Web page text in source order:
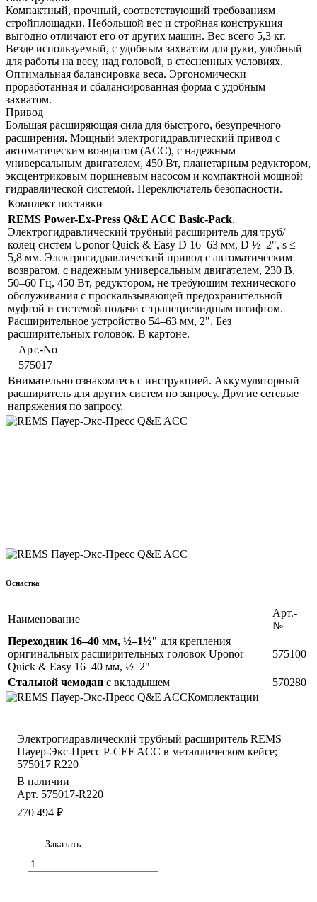
Компактный, прочный, соответствующий требованиям
стройплощадки. Небольшой вес и стройная конструкция
выгодно отличают его от других машин. Вес всего 5,3 кг.
Везде используемый, с удобным захватом для руки, удобный
для работы на весу, над головой, в стесненных условиях.
Оптимальная балансировка веса. Эргономически
проработанная и сбалансированная форма с удобным
захватом.
Привод
Большая расширяющая сила для быстрого, безупречного
расширения. Мощный электрогидравлический привод с
автоматическим возвратом (ACC), с надежным
универсальным двигателем, 450 Вт, планетарным редуктором,
эксцентриковым поршневым насосом и компактной мощной
гидравлической системой. Переключатель безопасности.
Комплект поставки
REMS Power-Ex-Press Q&E ACC Basic-Pack.
Электрогидравлический трубный расширитель для труб/
колец систем Uponor Quick & Easy D 16–63 мм, D ½–2", s ≤
5,8 мм. Электрогидравлический привод с автоматическим
возвратом, с надежным универсальным двигателем, 230 В,
50–60 Гц, 450 Вт, редуктором, не требующим технического
обслуживания с проскальзывающей предохранительной
муфтой и системой подачи с трапециевидным штифтом.
Расширительное устройство 54–63 мм, 2". Без
расширительных головок. В картоне.
Aрт.-No
575017
Внимательно ознакомтесь с инструкцией. Аккумуляторный
расширитель для других систем по запросу. Другие сетевые
напряжения по запросу.
Оснастка
Наименование
Aрт.-
№
Переходник 16–40 мм, ½–1½" для крепления
оригинальных расширительных головок Uponor
Quick & Easy 16–40 мм, ½–2"
575100
Стальной чемодан с вкладышем
570280
Комплектации
Электрогидравлический трубный расширитель REMS
Пауер-Экс-Пресс P-CEF ACC в металлическом кейсе;
575017 R220
В наличии
Арт. 575017-R220
270 494 ₽
Заказать